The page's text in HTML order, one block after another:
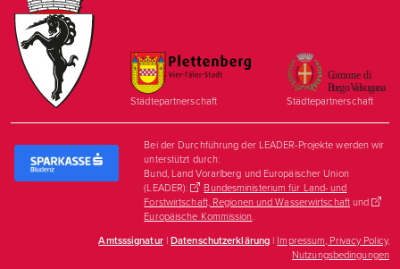
Städtepartnerschaft Städtepartnerschaft
Bei der Durchführung der LEADER-Projekte werden wir
unterstützt durch:
Bund, Land Vorarlberg und Europäischer Union
(LEADER):
Bundesministerium für Land- und
Forstwirtschaft, Regionen und Wasserwirtschaftund
Europäische Kommission
Amtsssignatur|Datenschutzerklärung | Impressum, Privacy Policy,
Nutzungsbedingungen